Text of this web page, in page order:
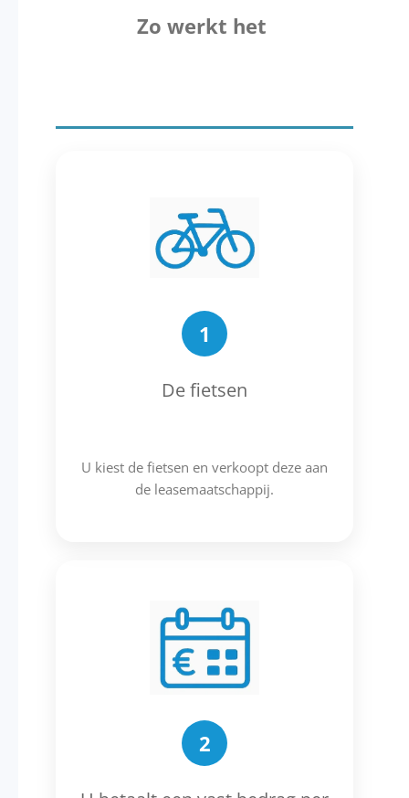
Zo werkt het
1
De fietsen
U kiest de fietsen en verkoopt deze aan
de leasemaatschappij.
2